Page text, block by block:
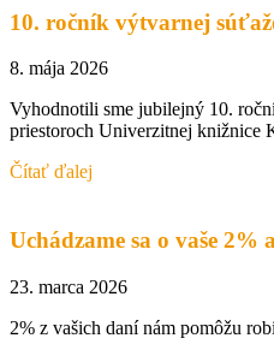
10. ročník výtvarnej
8. mája 2026
Vyhodnotili sme jubilejný 10.
priestoroch Univerzitnej knižnice
Čítať ďalej
Uchádzame sa o vaše 2%
23. marca 2026
2% z vašich daní nám pomôžu